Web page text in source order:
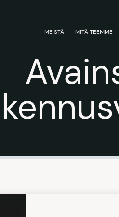
MEISTÄ MITÄ TEEMME